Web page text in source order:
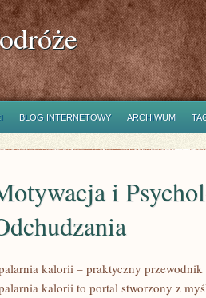
BLOG INTERNETOWY ARCHIWUM
i
kalorii – praktyczny
kalorii to portal stworzony z